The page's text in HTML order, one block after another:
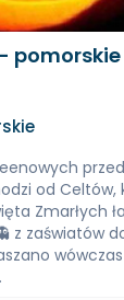
od Celtów,
Zmarłych
z zaświatów